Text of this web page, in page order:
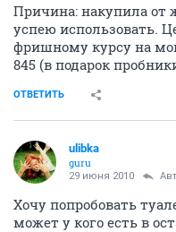
Причина: накупила от
успею использовать.
фришному курсу на
845 (в подарок
ОТВЕТИТЬ
ulibka
guru
29 июня 2010
Хочу попробовать
может у кого есть в